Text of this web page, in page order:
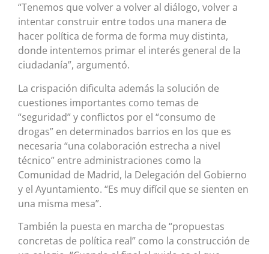
“Tenemos que volver a volver al diálogo, volver a
intentar construir entre todos una manera de
hacer política de forma de forma muy distinta,
donde intentemos primar el interés general de la
ciudadanía”, argumentó.
La crispación dificulta además la solución de
cuestiones importantes como temas de
“seguridad” y conflictos por el “consumo de
drogas” en determinados barrios en los que es
necesaria “una colaboración estrecha a nivel
técnico” entre administraciones como la
Comunidad de Madrid, la Delegación del Gobierno
y el Ayuntamiento. “Es muy difícil que se sienten en
una misma mesa”.
También la puesta en marcha de “propuestas
concretas de política real” como la construcción de